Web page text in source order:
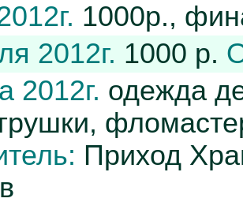
1000р.,
2012г. 1000 р.
2012г. одежда
Приход